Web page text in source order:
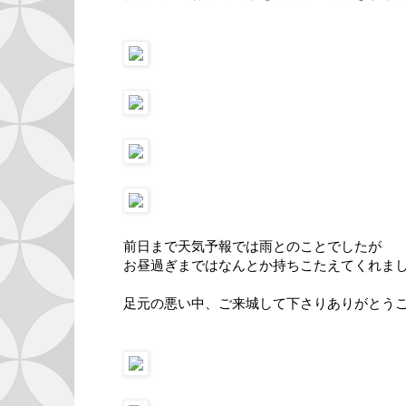
前日まで天気予報では雨とのことでしたが
お昼過ぎまではなんとか持ちこたえてくれまし
足元の悪い中、ご来城して下さりありがとう